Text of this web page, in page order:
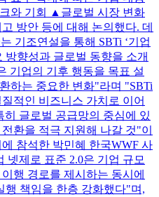
와 기회 ▲글로벌 시장 변화
방안 등에 대해 논의했다. 데
기조연설을 통해 SBTi ‘기업
방향성과 글로벌 동향을 소개
기업의 기후 행동을 목표 설
하는 중요한 변화"라며 "SBTi
적인 비즈니스 가치로 이어
히 글로벌 공급망의 중심에 있
환을 적극 지원해 나갈 것"이
참석한 박민혜 한국WWF 사
넷제로 표준 2.0은 기업 규모
행 경로를 제시하는 동시에
행 책임을 한층 강화했다"며,